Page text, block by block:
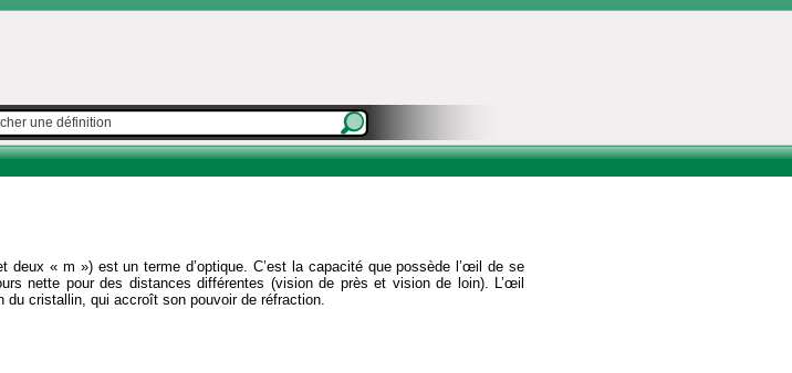
deux « m ») est un terme d’optique. C’est la capacité que possède l’œil de se
nette pour des distances différentes (vision de près et vision de loin). L’œil
du cristallin, qui accroît son pouvoir de réfraction.